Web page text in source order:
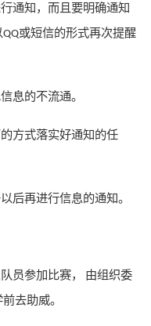
通知，而且要明确通知
QQ或短信的形式再次提醒
息的不流通。
方式落实好通知的任
后再进行信息的通知。
员参加比赛，
由组织委
去助威。